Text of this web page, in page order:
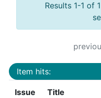
Results 1-1 of
Item hits:
Issue
Title